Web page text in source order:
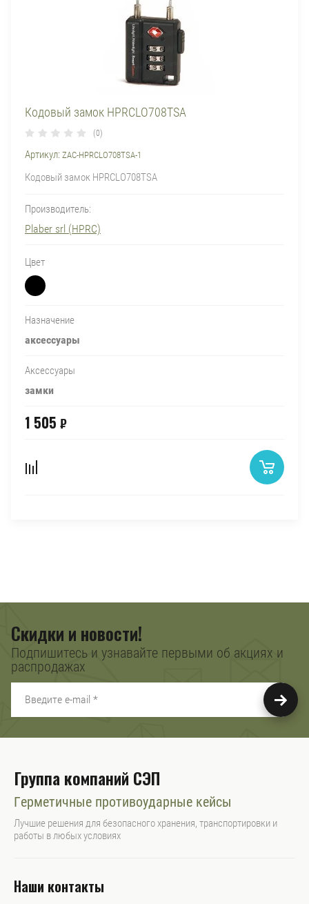
Кодовый замок HPRCLO708TSA
(0)
Артикул: ZAC-HPRCLO708TSA-1
Кодовый замок HPRCLO708TSA
Производитель:
Plaber srl (HPRC)
Цвет
Назначение
аксессуары
Аксессуары
замки
1 505 ₽
Скидки и новости!
Подпишитесь и узнавайте первыми об акциях и
распродажах
Группа компаний СЭП
Герметичные противоударные кейсы
Лучшие решения для безопасного хранения, транспортировки и
работы в любых условиях
Наши контакты